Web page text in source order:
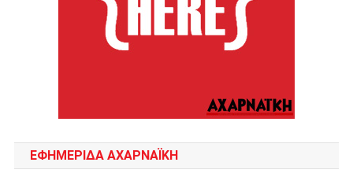
ΕΦΗΜΕΡΙΔΑ ΑΧΑΡΝΑΪΚΗ